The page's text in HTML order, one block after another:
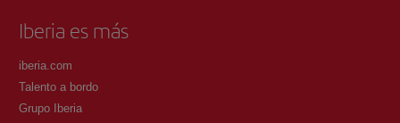
Iberia es más
iberia.com
Talento a bordo
Grupo Iberia